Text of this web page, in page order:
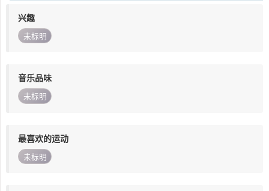
兴趣
未标明
音乐品味
未标明
最喜欢的运动
未标明